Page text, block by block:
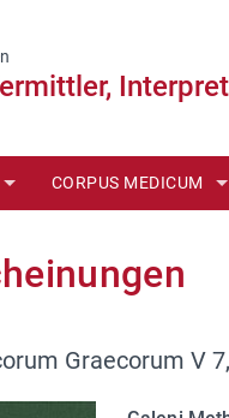
CORPUS MEDICUM
NEUERSCHEINUNGEN
REPRINTS (POD)
Graecorum V